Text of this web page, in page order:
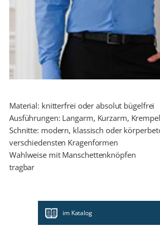
Material: knitterfrei oder absolut bügelfrei
Ausführungen: Langarm, Kurzarm,
Schnitte: modern, klassisch oder
verschiedensten Kragenformen
Wahlweise mit Manschettenknöpfen
tragbar
im Katalog